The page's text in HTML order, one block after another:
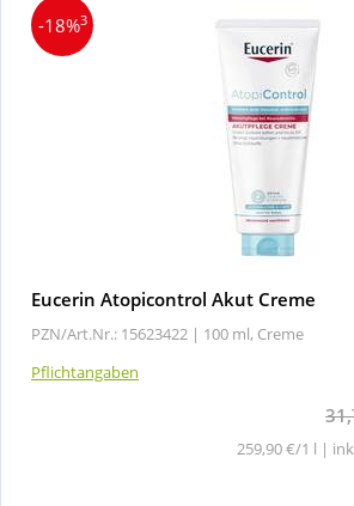
-18%3
Eucerin Atopicontrol Akut Creme
PZN/Art.Nr.: 15623422 | 100 ml, Creme
Pflichtangaben
259,90 €/1 l |